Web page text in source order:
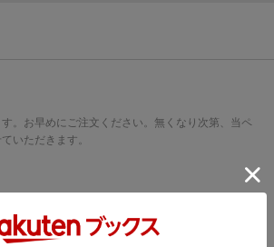
。お早めにご注文ください。無くなり次第、当ペ
いただきます。
了しました